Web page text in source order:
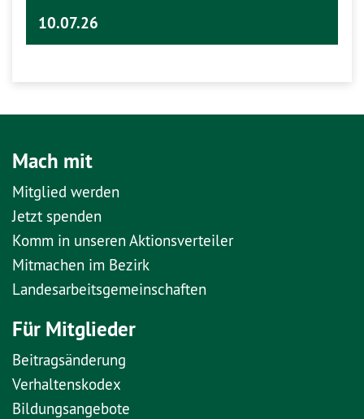
10.07.26
Mach mit
Mitglied werden
Jetzt spenden
Komm in unseren Aktionsverteiler
Mitmachen im Bezirk
Landesarbeitsgemeinschaften
Für Mitglieder
Beitragsänderung
Verhaltenskodex
Bildungsangebote